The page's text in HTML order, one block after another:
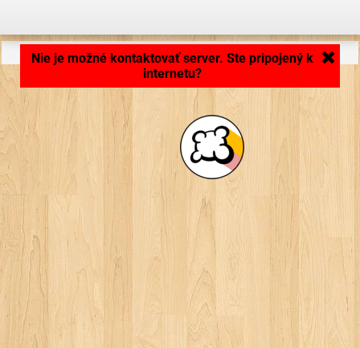
Načítavam aplikáciu... ...